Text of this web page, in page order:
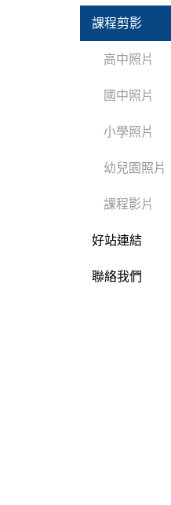
課程剪影
高中照片
國中照片
小學照片
幼兒園照片
課程影片
好站連結
聯絡我們